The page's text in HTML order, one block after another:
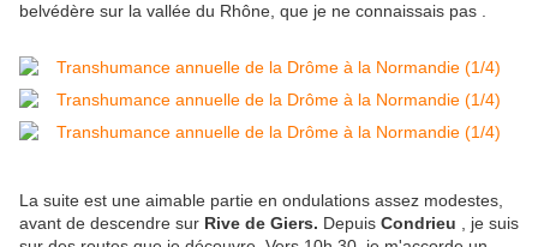
belvédère sur la vallée du Rhône, que je ne connaissais pas .
La suite est une aimable partie en ondulations assez modestes,
avant de descendre sur Rive de Giers. Depuis Condrieu
, je suis